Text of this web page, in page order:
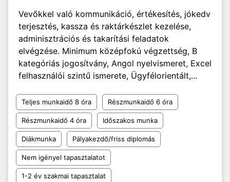
Vevőkkel való kommunikáció, értékesítés, jókedv
terjesztés, kassza és raktárkészlet kezelése,
adminisztrációs és takarítási feladatok
elvégzése. Minimum középfokú végzettség, B
kategóriás jogosítvány, Angol nyelvismeret, Excel
felhasználói szintű ismerete, Ügyfélorientált,...
Teljes munkaidő 8 óra Részmunkaidő 6 óra
Részmunkaidő 4 óra Időszakos munka
Diákmunka Pályakezdő/friss diplomás
Nem igényel tapasztalatot
1-2 év szakmai tapasztalat